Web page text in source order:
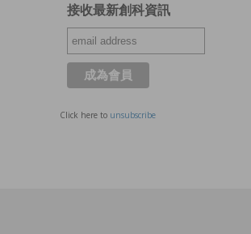
接收最新創科資訊
Click here to unsubscribe